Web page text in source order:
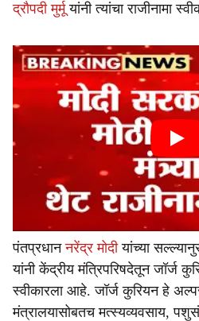
द्रौपदी मुर्मूयांनी त्यांचा राजीनामा
पंतप्रधाननरेंद्र मोदीयांच्या
यांनी केंद्रीय मंत्रिपरिषदेतून जॉर्ज
स्वीकारला आहे. जॉर्ज कुरियन हे
मंत्रालयासोबतच मत्स्यव्यवसाय,